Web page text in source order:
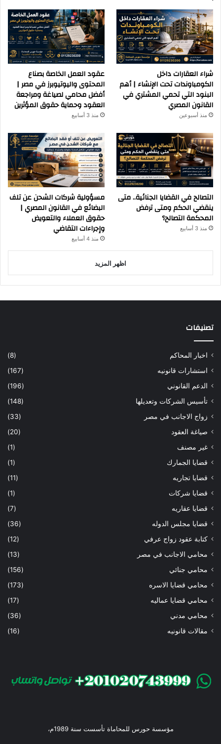
شراء العقارات داخل
الكومباوندات تحت الإنشاء | أهم
البنود التي تحمي المشتري في
القانون المصري
منذ أسبوعين
عقود العمل الخاصة بصناع
المحتوى واليوتيوبرز في مصر |
أفضل محامي لصياغة ومراجعة
العقود وحماية حقوق المؤثرين
منذ 3 أسابيع
التصالح في القضايا الجنائية.. متى
ينقضي الحكم ومتى ترفض
المحكمة التصالح؟
منذ 3 أسابيع
مسؤولية شركات الشحن عن تلف
البضائع في القانون المصري |
حقوق العملاء والتعويض
وإجراءات التقاضي
منذ 4 أسابيع
اظهر المزيد
تصنيفات
اخبار المحاكم
(8)
استشارات قانونيه
(167)
الدعم القانوني
(196)
تأسيس الشركات وتعديلها
(148)
زواج الاجانب في مصر
(33)
صياغة العقود
(20)
غير مصنف
(1)
قضايا الجمارك
(1)
قضايا تجاريه
(11)
قضايا شركات
(1)
قضايا عقاريه
(7)
قضايا مجلس الدوله
(36)
كتابة عقود زواج عرفي
(12)
محامي الاجانب في مصر
(13)
محامي جنائي
(156)
محامي قضايا الاسره
(173)
محامي قضايا عماليه
(17)
محامي مدني
(36)
مقالات قانونيه
(16)
مؤسسة حورس للمحاماة تأسست سنة 1989م،